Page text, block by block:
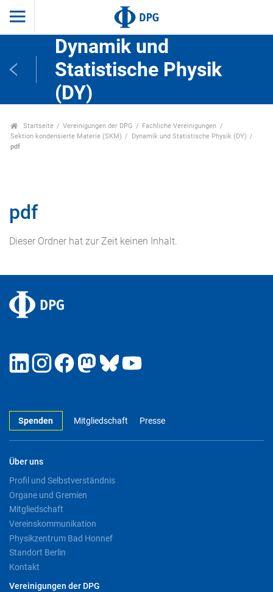
Dynamik und
Statistische Physik
(DY)
Startseite Vereinigungen der DPG
Fachliche Vereinigungen
Sektion kondensierte Materie (SKM)
Dynamik und Statistische Physik (DY)
pdf
pdf
Dieser Ordner hat zur Zeit keinen Inhalt.
Spenden Mitgliedschaft Presse
Über uns
Profil und Selbstverständnis
Organe und Gremien
Mitgliedschaft
Vereinskommunikation
Physikzentrum Bad Honnef
Standort Berlin
Kontakt
Vereinigungen der DPG